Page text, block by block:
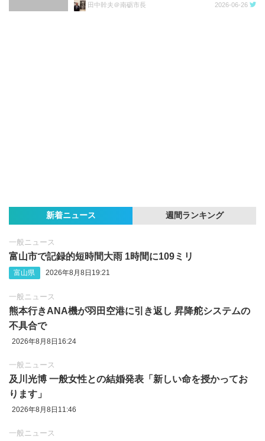
田中幹夫＠南砺市長 2026-06-26
新着ニュース 週間ランキング
一般ニュース
富山市で記録的短時間大雨 1時間に109ミリ
富山県 2026年8月8日19:21
一般ニュース
熊本行きANA機が羽田空港に引き返し 昇降舵システムの
不具合で
2026年8月8日16:24
一般ニュース
及川光博 一般女性との結婚発表「新しい命を授かってお
ります」
2026年8月8日11:46
一般ニュース